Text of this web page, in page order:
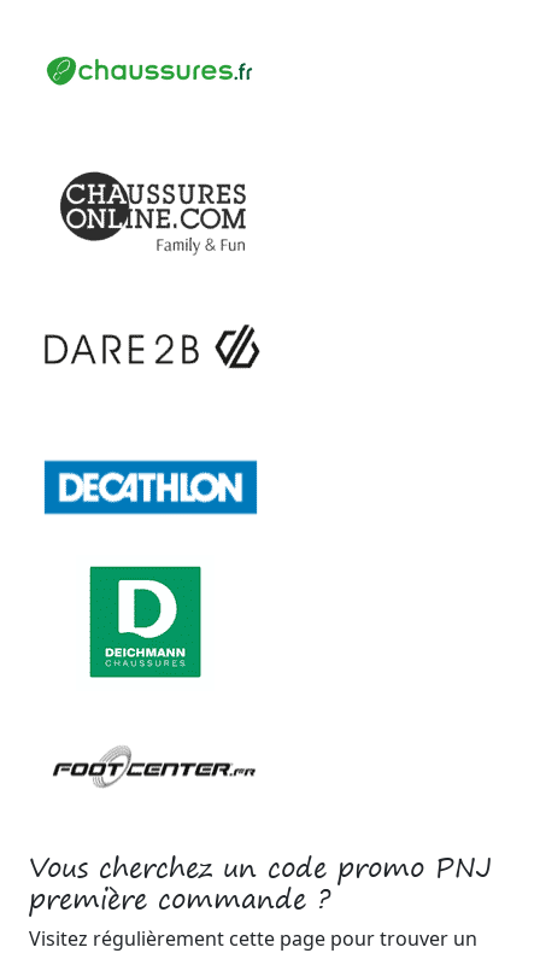
Vous cherchez un code promo PNJ
première commande ?
Visitez régulièrement cette page pour trouver un